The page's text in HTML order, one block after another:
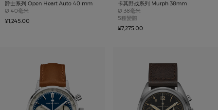
爵士系列 Open Heart Auto 40 mm
Ø Case size
40毫米
¥1,245.00
卡其野战系列 Murph 38mm
Ø Case size
38毫米
5種變體
¥7,275.00